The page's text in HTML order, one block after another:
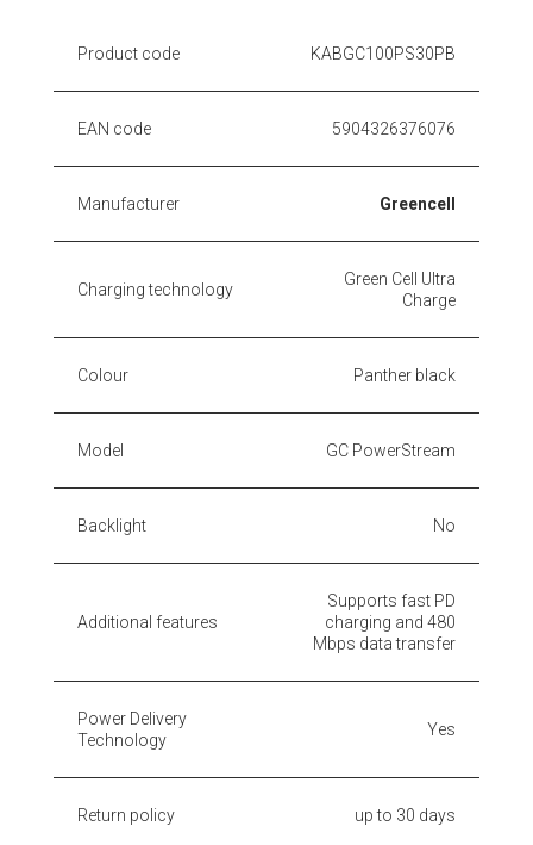
Product code KABGC100PS30PB
EAN code 5904326376076
Manufacturer Greencell
Charging technology
Green Cell Ultra
Charge
Colour Panther black
Model GC PowerStream
Backlight No
Additional features
Supports fast PD
charging and 480
Mbps data transfer
Power Delivery
Technology
Yes
Return policy up to 30 days